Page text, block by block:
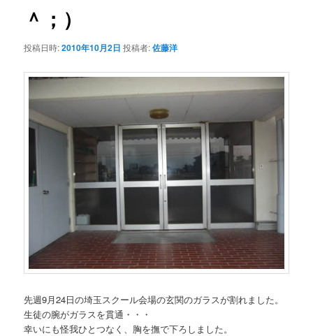
ョ
＾；）
投稿日時:2010年10月2日 投稿者:佐藤洋
先週9月24日の埼玉スクール会場の玄関のガラスが割れました。
生徒の腕がガラスを貫通・・・
幸いにも怪我ひとつなく、胸を撫で下ろしました。